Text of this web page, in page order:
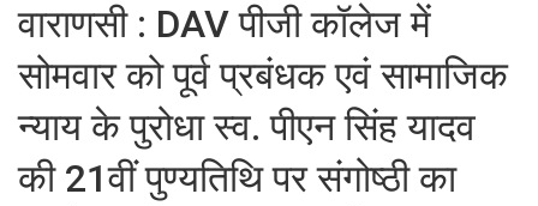
वाराणसी : DAV पीजी कॉलेज में
सोमवार को पूर्व प्रबंधक एवं सामाजिक
न्याय के पुरोधा स्व. पीएन सिंह यादव
की 21वीं पुण्यतिथि पर संगोष्ठी का